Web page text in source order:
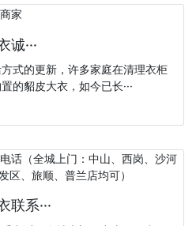
···
式的更新，许多家庭在清理衣柜
的貂皮大衣，如今已长···
系···